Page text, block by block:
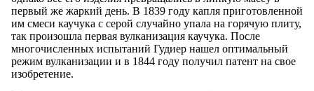
первый же жаркий день. В 1839 году капля приготовленной
им смеси каучука с серой случайно упала на горячую плиту,
так произошла первая вулканизация каучука. После
многочисленных испытаний Гудиер нашел оптимальный
режим вулканизации и в 1844 году получил патент на свое
изобретение.